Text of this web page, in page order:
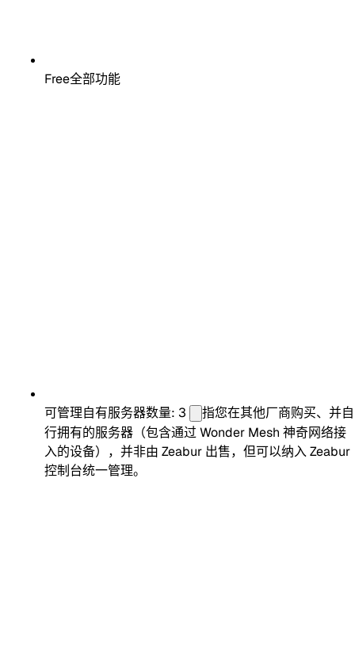
Free全部功能
可管理自有服务器数量: 3
指您在其他厂商购买、并自
行拥有的服务器（包含通过 Wonder Mesh 神奇网络接
入的设备），并非由 Zeabur 出售，但可以纳入 Zeabur
控制台统一管理。